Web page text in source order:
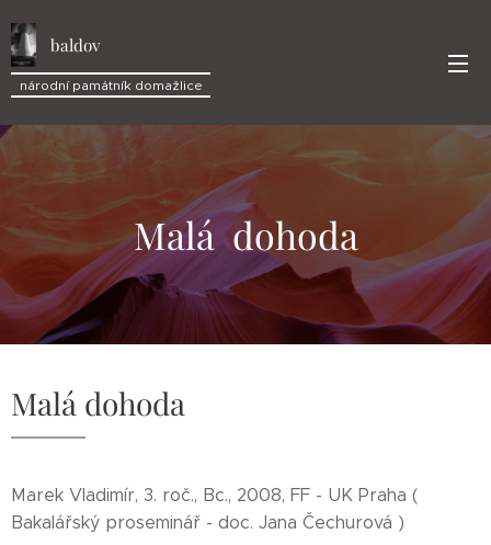
baldov
národní památník domažlice
Malá dohoda
Malá dohoda
Marek Vladimír, 3. roč., Bc., 2008, FF - UK Praha (
Bakalářský proseminář - doc. Jana Čechurová )